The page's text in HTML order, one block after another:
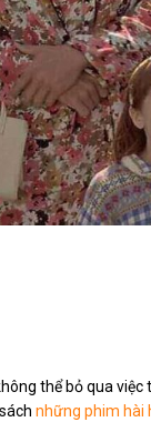
thể bỏ qua
những phim hài